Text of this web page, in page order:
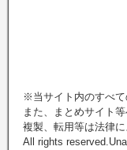
※当サイト内のすべて
また、まとめサイト
複製、転用等は法律に
All rights